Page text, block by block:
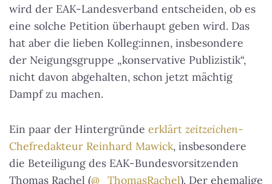
wird der EAK-Landesverband entscheiden, ob es
eine solche Petition überhaupt geben wird. Das
hat aber die lieben Kolleg:innen, insbesondere
der Neigungsgruppe „konservative Publizistik“,
nicht davon abgehalten, schon jetzt mächtig
Dampf zu machen.
Ein paar der Hintergründe erklärt zeitzeichen-
Chefredakteur Reinhard Mawick, insbesondere
die Beteiligung des EAK-Bundesvorsitzenden
Thomas Rachel (@_ThomasRachel). Der ehemalige